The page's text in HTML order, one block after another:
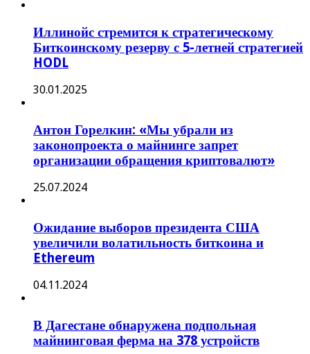
Иллинойс стремится к стратегическому
Биткоинскому резерву с 5-летней стратегией
HODL
30.01.2025
Антон Горелкин: «Мы убрали из
законопроекта о майнинге запрет
организации обращения криптовалют»
25.07.2024
Ожидание выборов президента США
увеличили волатильность биткоина и
Ethereum
04.11.2024
В Дагестане обнаружена подпольная
майнинговая ферма на 378 устройств